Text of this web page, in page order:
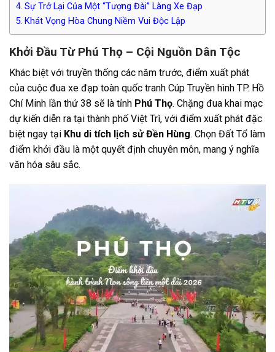
Sự Trở Lại Của Một “Tượng Đài” Làng Xe Đạp
Khát Vọng Hòa Chung Niềm Vui Độc Lập
Khởi Đầu Từ Phú Thọ – Cội Nguồn Dân Tộc
Khác biệt với truyền thống các năm trước, điểm xuất phát
của cuộc đua xe đạp toàn quốc tranh Cúp Truyền hình TP. Hồ
Chí Minh lần thứ 38 sẽ là tỉnh Phú Thọ. Chặng đua khai mạc
dự kiến diễn ra tại thành phố Việt Trì, với điểm xuất phát đặc
biệt ngay tại Khu di tích lịch sử Đền Hùng. Chọn Đất Tổ làm
điểm khởi đầu là một quyết định chuyên môn, mang ý nghĩa
văn hóa sâu sắc.